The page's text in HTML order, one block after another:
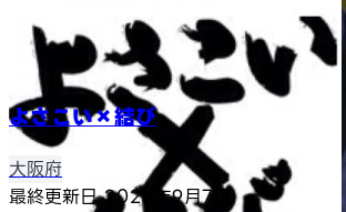
よさこい×結び
大阪府
最終更新日2025年9月7日